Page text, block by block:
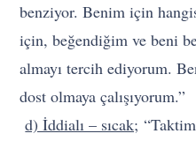
benziyor. Benim için
için, beğendiğim ve beni
almayı tercih ediyorum.
dost olmaya çalışıyorum.”
d) İddialı – sıcak;